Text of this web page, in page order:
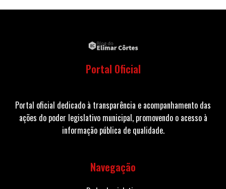
Portal Oficial
Portal oficial dedicado à transparência e acompanhamento das
ações do poder legislativo municipal, promovendo o acesso à
informação pública de qualidade.
Navegação